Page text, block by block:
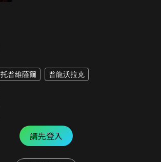
托普維薩爾 普龍沃拉克
請先登入